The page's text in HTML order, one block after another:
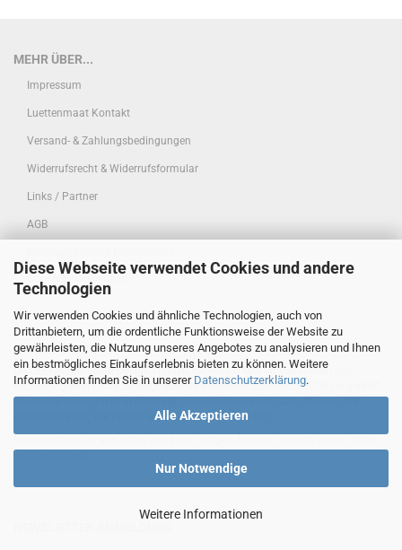
Diese Webseite verwendet Cookies und andere
Technologien
Wir verwenden Cookies und ähnliche Technologien, auch von
Drittanbietern, um die ordentliche Funktionsweise der Website zu
gewährleisten, die Nutzung unseres Angebotes zu analysieren und Ihnen
ein bestmögliches Einkaufserlebnis bieten zu können. Weitere
Informationen finden Sie in unserer Datenschutzerklärung.
Alle Akzeptieren
Nur Notwendige
Weitere Informationen
MEHR ÜBER...
Impressum
Luettenmaat Kontakt
Versand- & Zahlungsbedingungen
Widerrufsrecht & Widerrufsformular
Links / Partner
AGB
HANDEMADE
Unsere Entwürfe und Designs finden sie nur bei uns und stammen aus
unserer eigenen Feder. Jedes Paket wird liebevoll gepackt und für sie geprüft.
Sollte mal etwas nicht in Ordnung sein melden sie sich gern bei uns. Wir
wünschen ganz viel Freude am Nähen und Gestalten!
veröffentlichen!